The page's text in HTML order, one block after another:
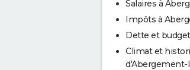
Salaires à
Impôts à
Dette et
Climat et
d'Abergement-